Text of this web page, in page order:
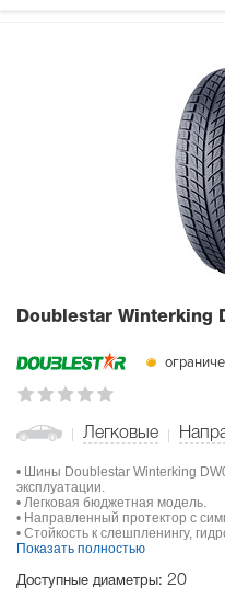
Doublestar Winterking
Легковые
• Шины Doublestar Winterking
эксплуатации.
• Легковая бюджетная модель.
• Направленный протектор с
• Стойкость к слешпленингу,
Показать полностью
Доступные диаметры: 20